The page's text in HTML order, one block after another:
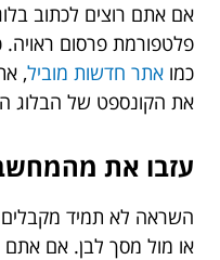
אם אתם רוצים לכתוב
פלטפורמת פרסום
כמו אתר חדשות מוביל,
את הקונספט של הבלוג
עזבו את
השראה לא תמיד
או מול מסך לבן. אם